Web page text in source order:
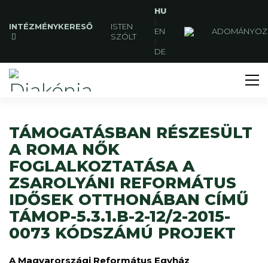
INTÉZMÉNYKERESŐ
ISTEN
SZÓLT
HU
|
EN
|
DE
TÁMOGATÁSBAN RÉSZESÜLT
A ROMA NŐK
FOGLALKOZTATÁSA A
ZSAROLYÁNI REFORMÁTUS
IDŐSEK OTTHONÁBAN CÍMŰ
TÁMOP-5.3.1.B-2-12/2-2015-
0073 KÓDSZÁMÚ PROJEKT
A Magyarországi Református Egyház